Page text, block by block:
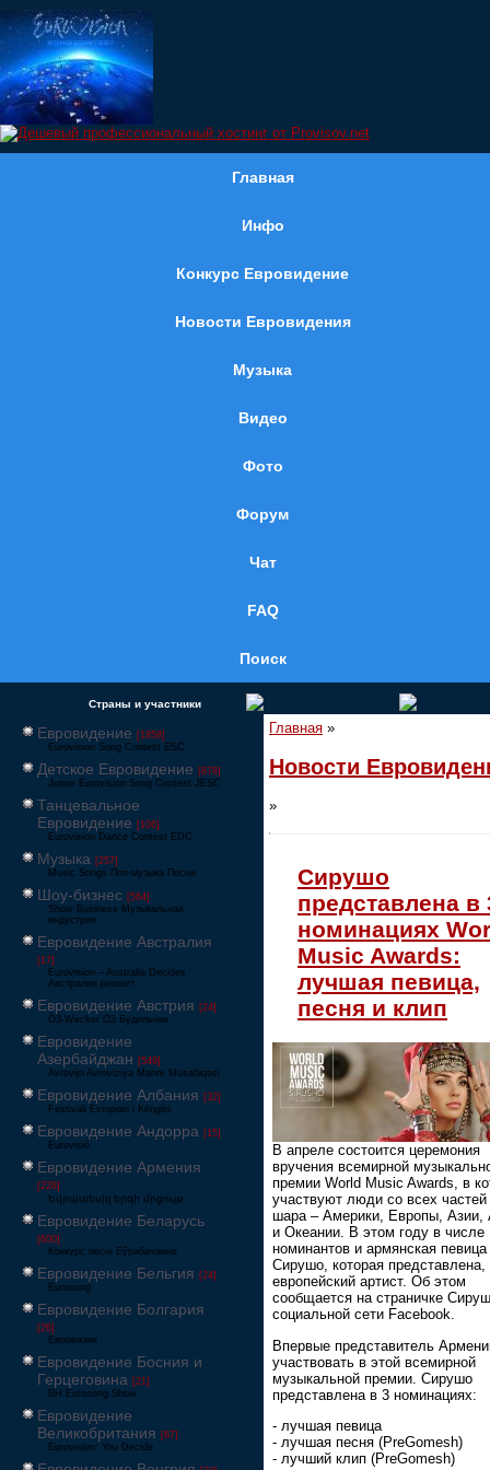
Главная
Инфо
Конкурс Евровидение
Новости Евровидения
Музыка
Видео
Фото
Форум
Чат
FAQ
Поиск
Страны и участники
Евровидение [1858]
Eurovision Song Contest ESC
Детское Евровидение [878]
Junior Eurovision Song Contest JESC
Танцевальное
Евровидение [106]
Eurovision Dance Contest EDC
Музыка [257]
Music Songs Поп-музыка Песни
Шоу-бизнес [564]
Show Business Музыкальная
индустрия
Евровидение Австралия
[17]
Eurovision – Australia Decides
Австралия решает
Евровидение Австрия [24]
Ö3-Wecker Ö3 Будильник
Евровидение
Азербайджан [549]
Avrovijn Avroviziya Mahnı Müsabiqəsi
Евровидение Албания [32]
Festivali Evropian i Këngës
Евровидение Андорра [15]
Eurovisió
Евровидение Армения
[228]
Եվրատեսիլ երգի մրցույթ
Евровидение Беларусь
[600]
Конкурс песні Еўрабачанне
Евровидение Бельгия [24]
Eurosong
Евровидение Болгария
[26]
Евровизия
Евровидение Босния и
Герцеговина [21]
BH Eurosong Show
Евровидение
Великобритания [67]
Eurovision: You Decide
Главная »
Новости
»
Сирушо
представлена в
номинациях
Music Awards:
лучшая певица,
песня и клип
В апреле состоится церемония
вручения всемирной
премии World Music Awards, в
участвуют люди со всех частей
шара – Америки, Европы, Азии,
и Океании. В этом году в числе
номинантов и армянская певица
Сирушо, которая представлена,
европейский артист. Об этом
сообщается на страничке
социальной сети Facebook.
Впервые представитель
участвовать в этой всемирной
музыкальной премии. Сирушо
представлена в 3 номинациях:
- лучшая певица
- лучшая песня (PreGomesh)
- лучший клип (PreGomesh)